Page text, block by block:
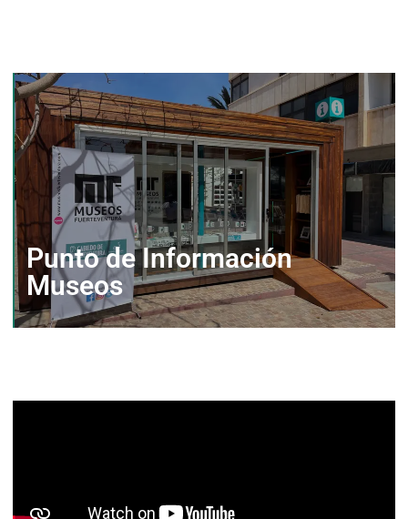
Punto de Información
Museos
Punto de Información
Museos
Ver Espacio